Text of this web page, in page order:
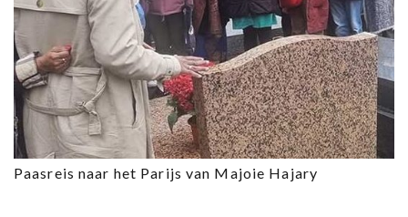
Paasreis naar het Parijs van Majoie Hajary